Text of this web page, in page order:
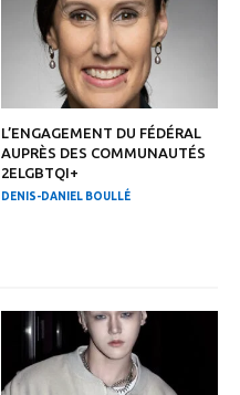
L’ENGAGEMENT DU FÉDÉRAL
AUPRÈS DES COMMUNAUTÉS
2ELGBTQI+
DENIS-DANIEL BOULLÉ